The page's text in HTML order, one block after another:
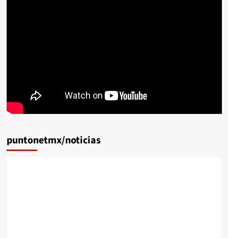
puntonetmx/noticias